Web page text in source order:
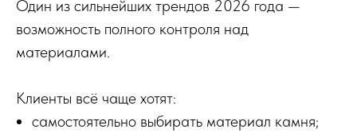
Один из сильнейших трендов 2026 года —
возможность полного контроля над
материалами.
Клиенты всё чаще хотят:
самостоятельно выбирать материал камня;